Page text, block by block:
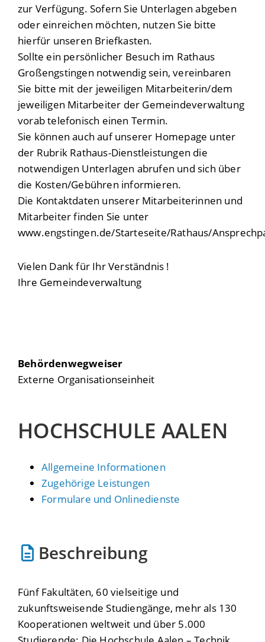
zur Verfügung. Sofern Sie Unterlagen abgeben
oder einreichen möchten, nutzen Sie bitte
hierfür unseren Briefkasten.
Sollte ein persönlicher Besuch im Rathaus
Großengstingen notwendig sein, vereinbaren
Sie bitte mit der jeweiligen Mitarbeiterin/dem
jeweiligen Mitarbeiter der Gemeindeverwaltung
vorab telefonisch einen Termin.
Sie können auch auf unserer Homepage unter
der Rubrik Rathaus-Dienstleistungen die
notwendigen Unterlagen abrufen und sich über
die Kosten/Gebühren informieren.
Die Kontaktdaten unserer Mitarbeiterinnen und
Mitarbeiter finden Sie unter
www.engstingen.de/Starteseite/Rathaus/
Vielen Dank für Ihr Verständnis !
Ihre Gemeindeverwaltung
Behördenwegweiser
Externe Organisationseinheit
HOCHSCHULE AALEN
Allgemeine Informationen
Zugehörige Leistungen
Formulare und Onlinedienste
Beschreibung
Fünf Fakultäten, 60 vielseitige und
zukunftsweisende Studiengänge, mehr als 130
Kooperationen weltweit und über 5.000